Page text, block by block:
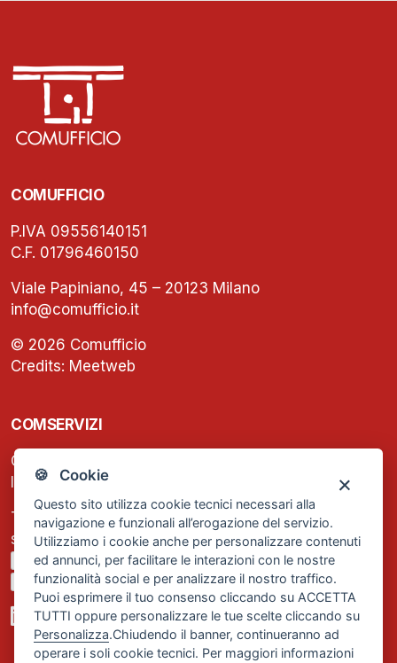
🍪 Cookie
Questo sito utilizza cookie tecnici necessari alla
navigazione e funzionali all’erogazione del servizio.
Utilizziamo i cookie anche per personalizzare contenuti
ed annunci, per facilitare le interazioni con le nostre
funzionalità social e per analizzare il nostro traffico.
Puoi esprimere il tuo consenso cliccando su ACCETTA
TUTTI oppure personalizzare le tue scelte cliccando su
Personalizza.Chiudendo il banner, continueranno ad
operare i soli cookie tecnici. Per maggiori informazioni
COMUFFICIO
P.IVA 09556140151
C.F. 01796460150
Viale Papiniano, 45 – 20123 Milano
info@comufficio.it
© 2026 Comufficio
Credits: Meetweb
COMSERVIZI
C.F. e P.IVA: 13474420158
Iscrizione REA Milano n. 1656740
Tel. +39 02 2838 1307
segreteria@comservizi.eu
Privacy Policy
Cookie Policy